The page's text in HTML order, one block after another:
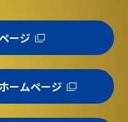
ージ
ームページ